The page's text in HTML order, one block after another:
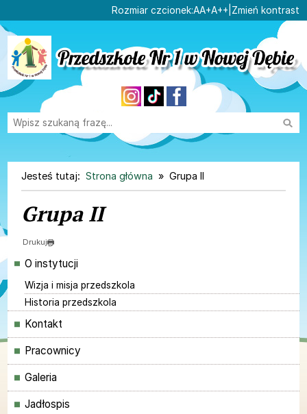
Przejdź do głównej treści Przejdź do wyszukiwarki
Rozmiar czcionek:Ustaw domyślną
AUstaw większą
A+Ustaw największą
A++ Zmień kontrast
« »
1
Jesteś tutaj: Strona główna Grupa II
Grupa II
Drukuj
Menu główne
O instytucji
Wizja i misja przedszkola
Historia przedszkola
Kontakt
Pracownicy
Galeria
Jadłospis